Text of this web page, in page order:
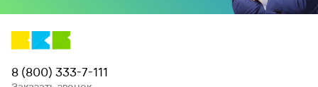
8 (800) 333-7-111